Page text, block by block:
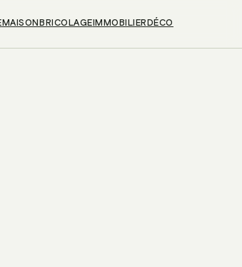
MAISONBRICOLAGEIMMOBILIERDÉCO